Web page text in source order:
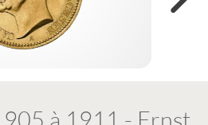
à 1911 - Ernst